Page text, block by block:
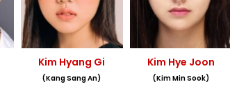
Kim Hyang Gi
(Kang Sang An)
Kim Hye Joon
(Kim Min Sook)